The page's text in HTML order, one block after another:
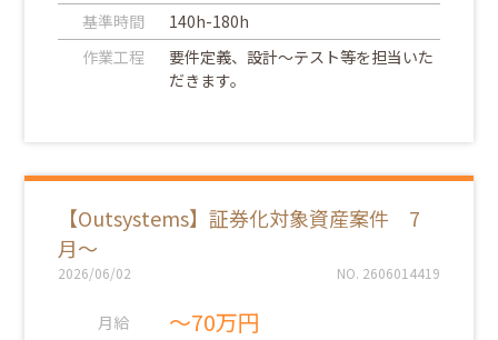
基準時間
140h-180h
作業工程
要件定義、設計～テスト等を担当いた
だきます。
【Outsystems】証券化対象資産案件 7
月～
2026/06/02 NO. 2606014419
月給 ～70万円